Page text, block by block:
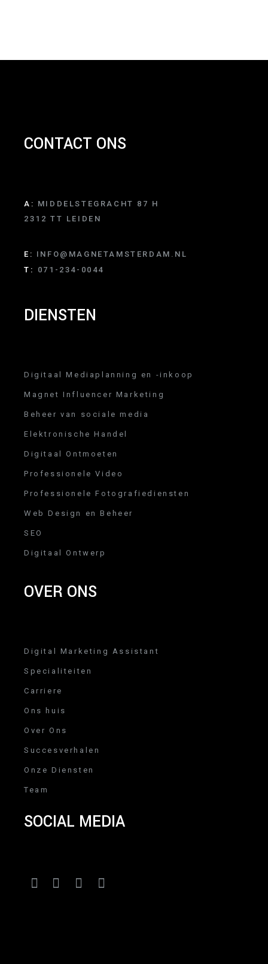
CONTACT ONS
A: MIDDELSTEGRACHT 87 H
2312 TT LEIDEN
E: INFO@MAGNETAMSTERDAM.NL
T: 071-234-0044
DIENSTEN
Digitaal Mediaplanning en -inkoop
Magnet Influencer Marketing
Beheer van sociale media
Elektronische Handel
Digitaal Ontmoeten
Professionele Video
Professionele Fotografiediensten
Web Design en Beheer
SEO
Digitaal Ontwerp
OVER ONS
Digital Marketing Assistant
Specialiteiten
Carriere
Ons huis
Over Ons
Succesverhalen
Onze Diensten
Team
SOCIAL MEDIA